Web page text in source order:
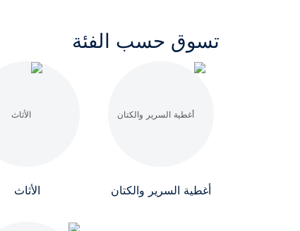
تسوق حسب الفئة
أغطية السرير والكتان الأثاث